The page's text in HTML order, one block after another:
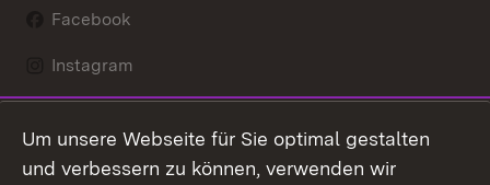
Facebook
Instagram
Mastodon
Um unsere Webseite für Sie optimal gestalten
und verbessern zu können, verwenden wir